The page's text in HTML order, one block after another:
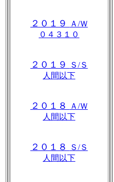
２０１９
Ａ/Ｗ
０４３１０
２０１９
Ｓ/Ｓ
人間以下
２０１８
Ａ/Ｗ
人間以下
２０１８
Ｓ/Ｓ
人間以下